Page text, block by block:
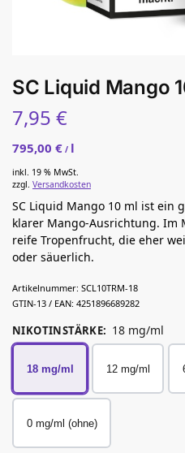
SC Liquid Mango
7,95 €
795,00 € / l
inkl. 19 % MwSt.
zzgl. Versandkosten
SC Liquid Mango 10 ml ist ein
klarer Mango-Ausrichtung. Im
reife Tropenfrucht, die eher
oder säuerlich.
Artikelnummer: SCL10TRM-18
GTIN-13 / EAN: 4251896689282
NIKOTINSTÄRKE: 18 mg/ml
18 mg/ml 12 mg/ml
0 mg/ml (ohne)